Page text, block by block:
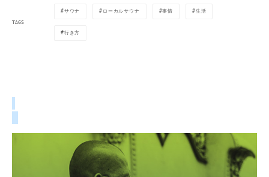
TAGS
サウナ ローカルサウナ 事情 生活
行き方